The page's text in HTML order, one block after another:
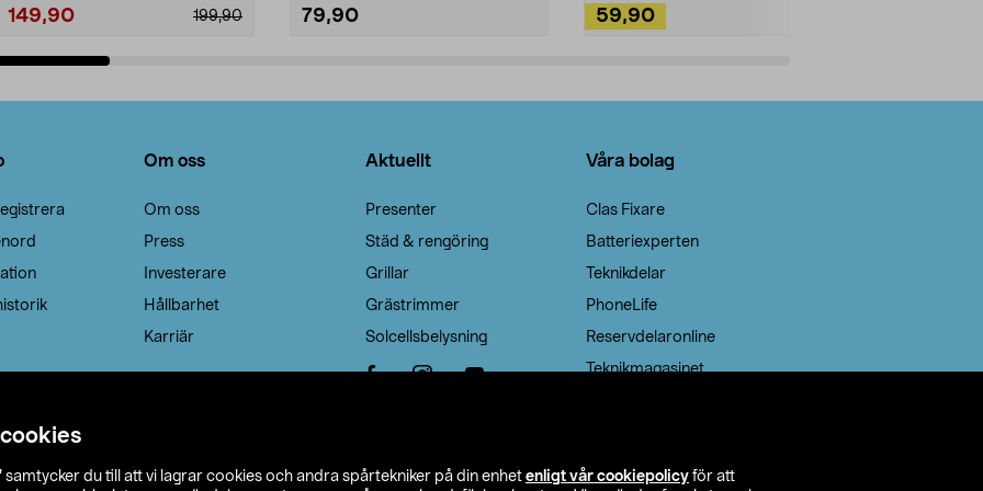
samtycker du till att vi lagrar cookies och andra spårtekniker på din enhet enligt vår cookiepolicy för att
199,90
149,90 79,90 59,90
Om oss
Om oss
Press
Investerare
Hållbarhet
Karriär
Aktuellt
Presenter
Städ & rengöring
Grillar
Grästrimmer
Solcellsbelysning
Våra bolag
Clas Fixare
Batteriexperten
Teknikdelar
PhoneLife
Reservdelaronline
Teknikmagasinet